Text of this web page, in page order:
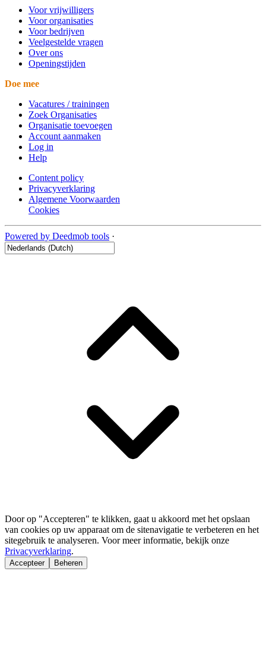
Voor vrijwilligers
Voor organisaties
Voor bedrijven
Veelgestelde vragen
Over ons
Openingstijden
Doe mee
Vacatures / trainingen
Zoek Organisaties
Organisatie toevoegen
Account aanmaken
Log in
Help
Content policy
Privacyverklaring
Algemene Voorwaarden
Cookies
Powered by Deedmob tools ·
Door op "Accepteren" te klikken, gaat u akkoord met het opslaan
van cookies op uw apparaat om de sitenavigatie te verbeteren en het
sitegebruik te analyseren. Voor meer informatie, bekijk onze
Privacyverklaring.
Accepteer Beheren